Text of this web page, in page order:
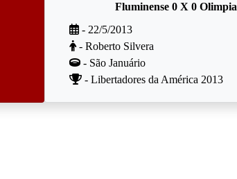
Fluminense 0 X 0 Olimpia
- 22/5/2013
- Roberto Silvera
- São Januário
- Libertadores da América 2013